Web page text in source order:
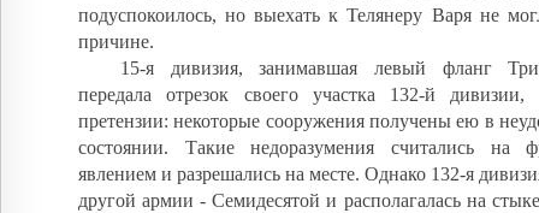
подуспокоилось, но выехать к Телянеру Варя не
причине.
15-я дивизия, занимавшая левый фланг
передала отрезок своего участка 132-й
претензии: некоторые сооружения получены ею в
состоянии. Такие недоразумения считались на
явлением и разрешались на месте. Однако 132-я
другой армии - Семидесятой и располагалась на